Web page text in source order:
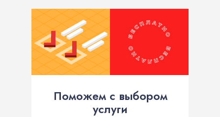
Поможем с выбором
услуги